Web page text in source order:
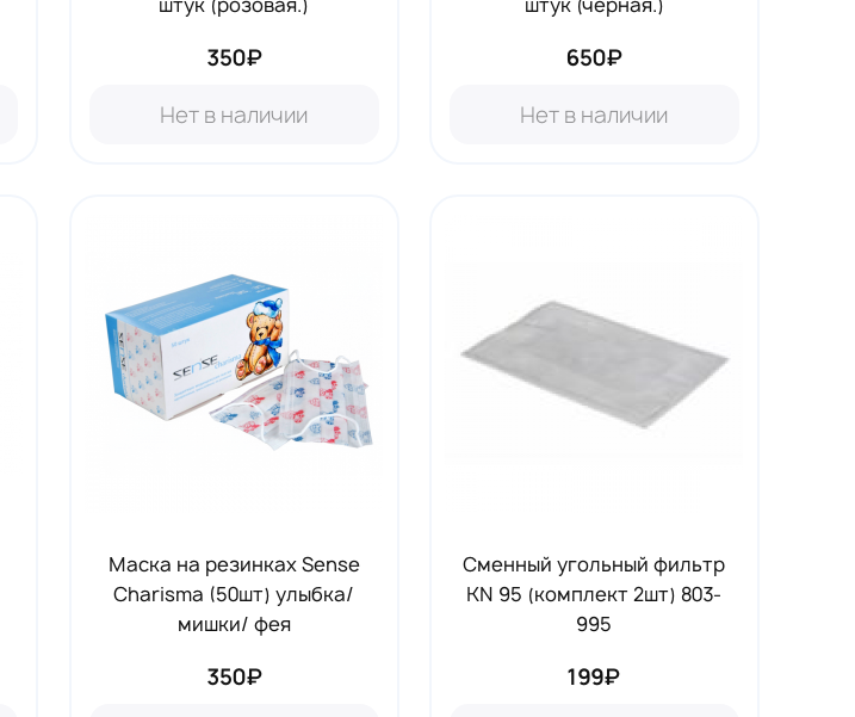
350₽
Нет в наличии
650₽
Нет в наличии
Маска на резинках Sense
Charisma (50шт) улыбка/
мишки/ фея
350₽
Сменный угольный фильтр
KN 95 (комплект 2шт) 803-
995
199₽